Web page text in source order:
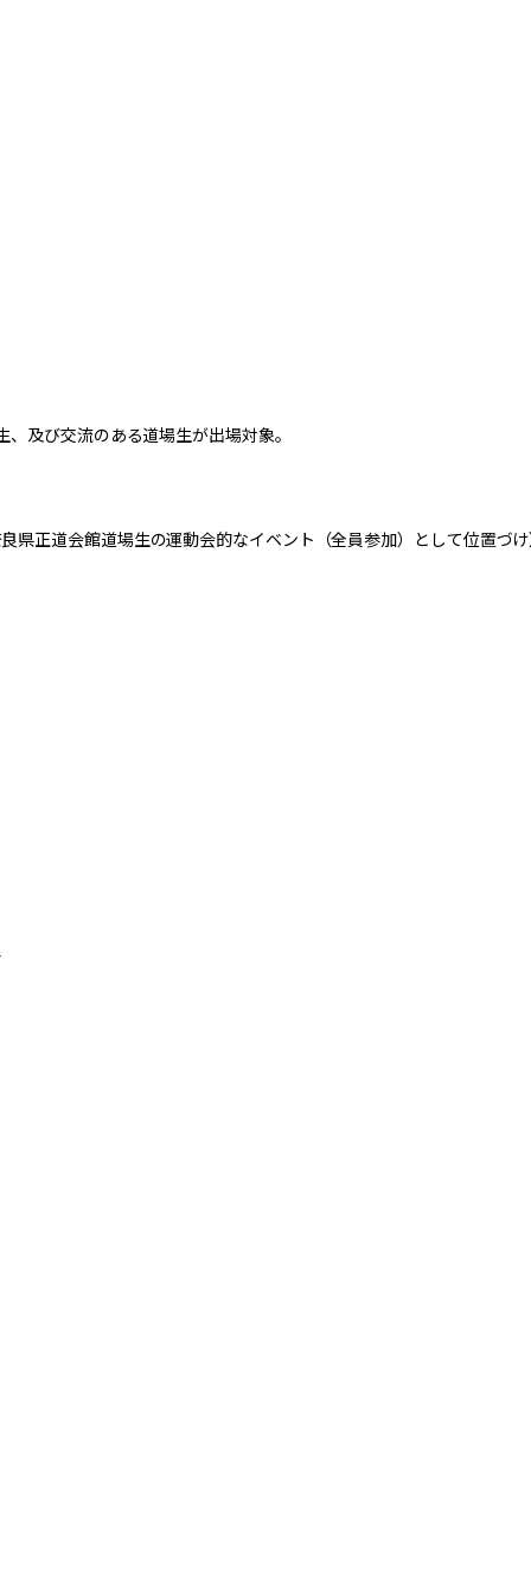
及び交流のある道場生が出場対象。
県正道会館道場生の運動会的なイベント（全員参加）として位置づ